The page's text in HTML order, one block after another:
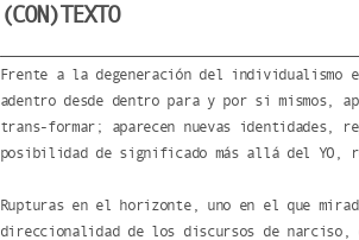
(CON)TEXTO
Frente a la degeneración del individualismo
adentro desde dentro para y por si mismos,
trans-formar; aparecen nuevas
posibilidad de significado más allá del
Rupturas en el horizonte, uno en el que
direccionalidad de los discursos de narciso,